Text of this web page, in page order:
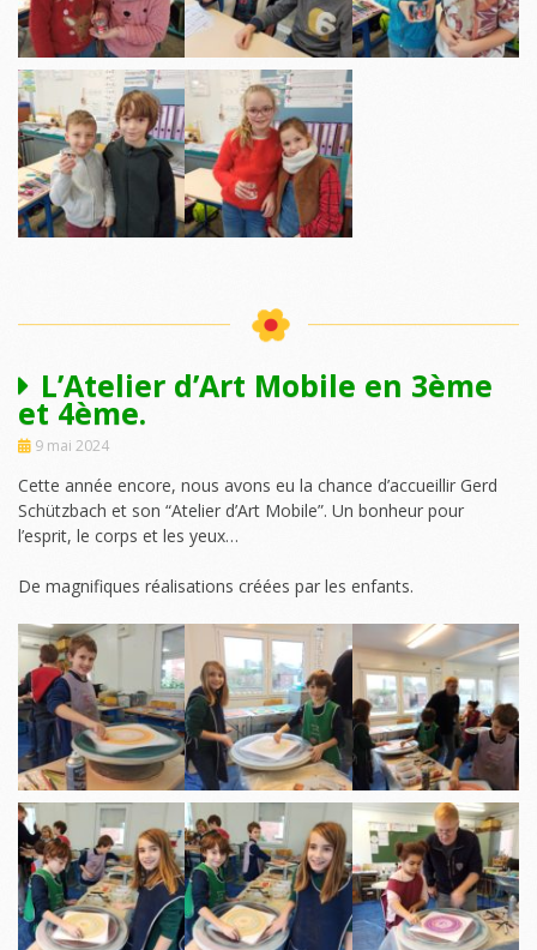
L’Atelier d’Art Mobile en 3ème
et 4ème.
9 mai 2024
Cette année encore, nous avons eu la chance d’accueillir Gerd
Schützbach et son “Atelier d’Art Mobile”. Un bonheur pour
l’esprit, le corps et les yeux…
De magnifiques réalisations créées par les enfants.